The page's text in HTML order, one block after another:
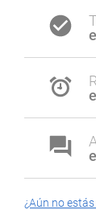
¿Aún no